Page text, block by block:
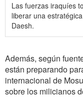
Las fuerzas iraquíes
liberar una
Daesh.
Además, según
están preparando
internacional de
sobre los milicianos